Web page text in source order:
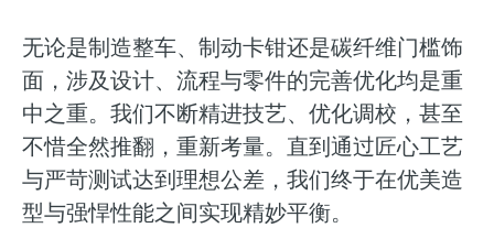
无论是制造整车、制动卡钳还是碳纤维门槛饰
面，涉及设计、流程与零件的完善优化均是重
中之重。我们不断精进技艺、优化调校，甚至
不惜全然推翻，重新考量。直到通过匠心工艺
与严苛测试达到理想公差，我们终于在优美造
型与强悍性能之间实现精妙平衡。